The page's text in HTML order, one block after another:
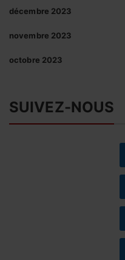
décembre 2023
novembre 2023
octobre 2023
SUIVEZ-NOUS